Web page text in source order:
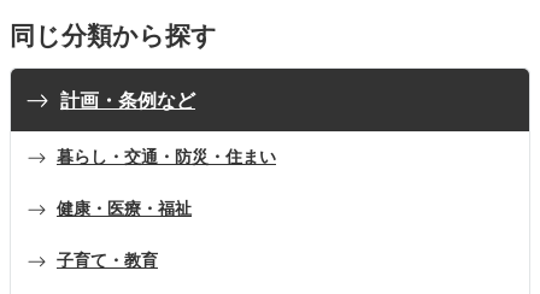
同じ分類から探す
計画・条例など
暮らし・交通・防災・住まい
健康・医療・福祉
子育て・教育